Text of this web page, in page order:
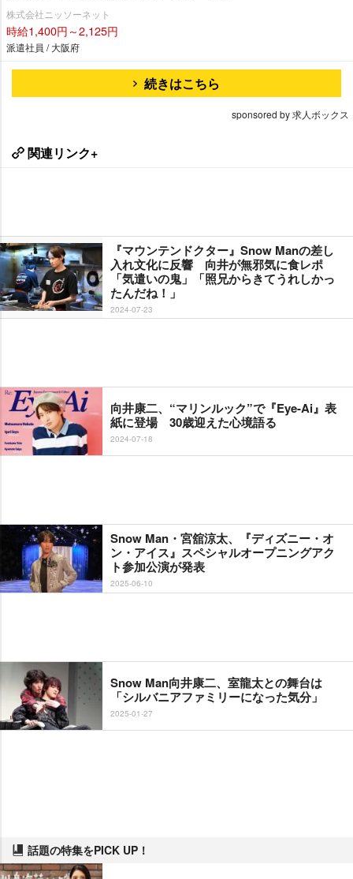
株式会社ニッソーネット
時給1,400円～2,125円
派遣社員 / 大阪府
続きはこちら
sponsored by 求人ボックス
関連リンク+
『マウンテンドクター』Snow Manの差し
入れ文化に反響 向井が無邪気に食レポ
「気遣いの鬼」「照兄からきてうれしかっ
たんだね！」
2024-07-23
向井康二、“マリンルック”で『Eye-Ai』表
紙に登場 30歳迎えた心境語る
2024-07-18
Snow Man・宮舘涼太、『ディズニー・オ
ン・アイス』スペシャルオープニングアク
ト参加公演が発表
2025-06-10
Snow Man向井康二、室龍太との舞台は
「シルバニアファミリーになった気分」
2025-01-27
話題の特集をPICK UP！